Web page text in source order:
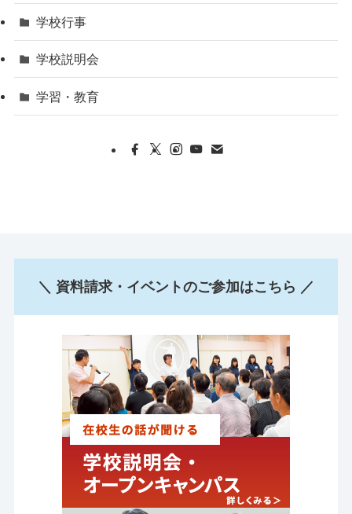
学校行事
学校説明会
学習・教育
＼ 資料請求・イベントのご参加はこちら ／